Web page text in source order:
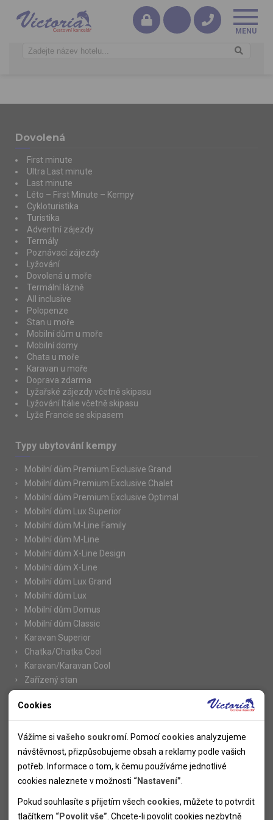
Dovolená
First minute
Ultra Last minute
Last minute
Léto – First Minute – Kempy
Cykloturistika
Turistika
Adventní zájezdy
Termály
Poznávací zájezdy
Lyžování
Dovolená u moře
Termální lázně
All inclusive
Polopenze
Stan u moře
Mobilní dům u moře
Mobilní domy
Chata u moře
Karavan u moře
Doprava zdarma
Lyžařské zájezdy včetně skipasu
Lyžování Itálie včetně skipasu
Lyže Francie se skipasem
Typy ubytování kempy
Mobilní dům Premium Exclusive Grand
Mobilní dům Premium Exclusive Chalet
Mobilní dům Premium Exclusive Optimal
Mobilní dům Lux Superior
Mobilní dům M-Line Family
Mobilní dům M-Line
Mobilní dům X-Line Design
Mobilní dům X-Line
Mobilní dům Lux Grand
Mobilní dům Lux
Mobilní dům Domus
Mobilní dům Classic
Karavan Superior
Chatka/Chatka Cool
Karavan/Karavan Cool
Zařízený stan
Informace
Novinky
Kolektivy
SUPER FIRST MINUTE
Informace k letním pobytům
Informace o letecké dopravě
Cookies
Vážíme si vašeho soukromí . Pomocícookies analyzujeme
návštěvnost, přizpůsobujeme obsah a reklamy podle vašich
potřeb. Informace o tom, k čemu používáme jednotlivé
cookies naleznete v možnosti “Nastavení”
Pokud souhlasíte s přijetím všech cookies, můžete to potvrdit
tlačítkem “Povolit vše” . Chcete-li povolit cookies nezbytně
Nutné cookies pomáhají, aby byla webová stránka použitelná
tak, že umožní základní funkce jako navigace stránky a
přístup k zabezpečeným sekcím webové stránky. Webová
stránka nemůže správně fungovat bez těchto cookies.
Analytické cookies